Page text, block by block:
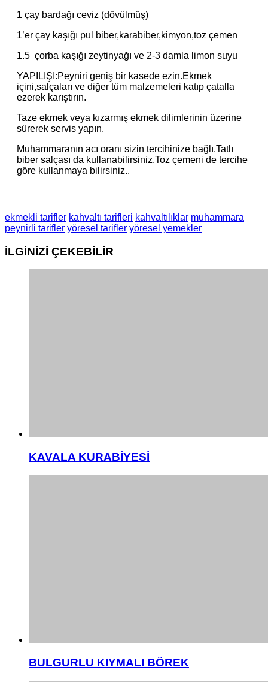
1 çay bardağı ceviz (dövülmüş)
1’er çay kaşığı pul biber,karabiber,kimyon,toz çemen
1.5 çorba kaşığı zeytinyağı ve 2-3 damla limon suyu
YAPILIŞI:Peyniri geniş bir kasede ezin.Ekmek
içini,salçaları ve diğer tüm malzemeleri katıp çatalla
ezerek karıştırın.
Taze ekmek veya kızarmış ekmek dilimlerinin üzerine
sürerek servis yapın.
Muhammaranın acı oranı sizin tercihinize bağlı.Tatlı
biber salçası da kullanabilirsiniz.Toz çemeni de tercihe
göre kullanmaya bilirsiniz..
ekmekli tarifler kahvaltı tarifleri kahvaltılıklar muhammara
peynirli tarifler yöresel tarifler yöresel yemekler
İLGİNİZİ ÇEKEBİLİR
KAVALA KURABİYESİ
BULGURLU KIYMALI BÖREK